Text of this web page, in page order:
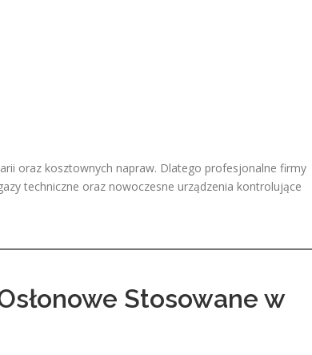
oraz kosztownych napraw. Dlatego profesjonalne firmy
techniczne oraz nowoczesne urządzenia kontrolujące
Stosowane w